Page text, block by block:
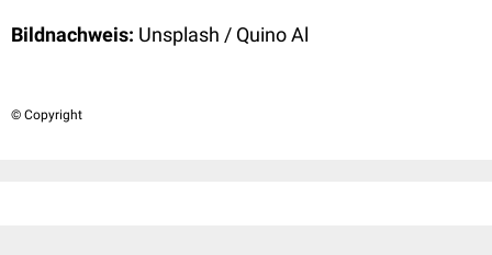
Bildnachweis: Unsplash / Quino Al
© Copyright